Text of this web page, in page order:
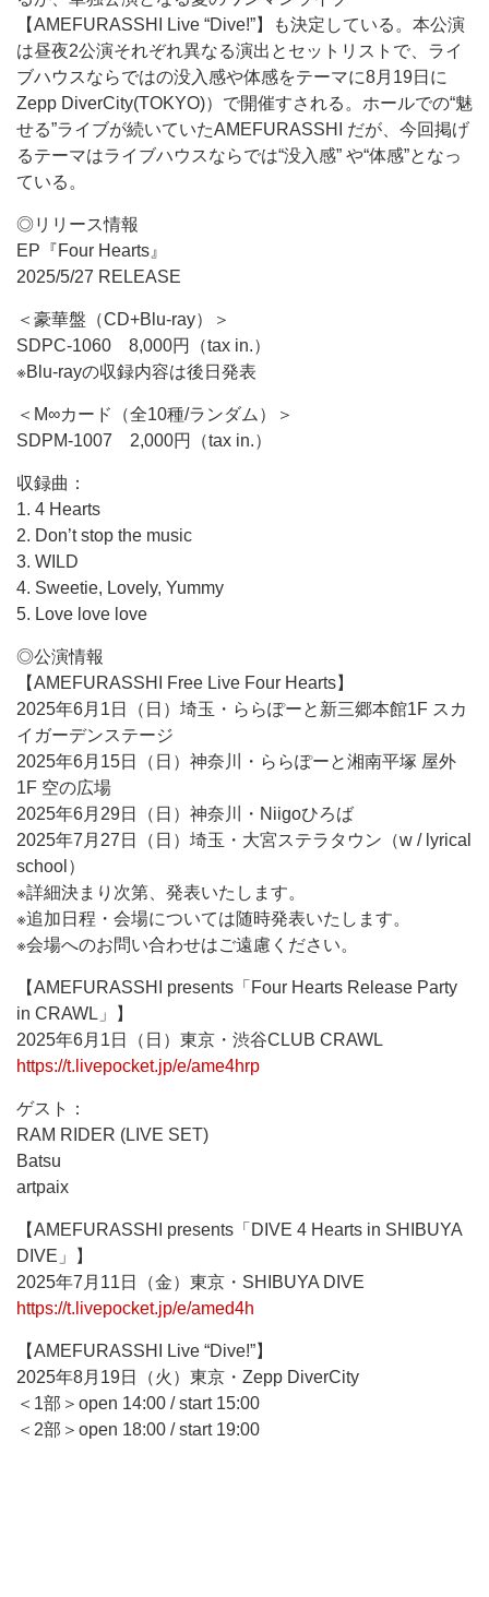
【AMEFURASSHI Live “Dive!”】も決定している。本公演
は昼夜2公演それぞれ異なる演出とセットリストで、ライ
ブハウスならではの没入感や体感をテーマに8月19日に
Zepp DiverCity(TOKYO)）で開催すされる。ホールでの“魅
せる”ライブが続いていたAMEFURASSHI だが、今回掲げ
るテーマはライブハウスならでは“没入感” や“体感”となっ
ている。
◎リリース情報
EP『Four Hearts』
2025/5/27 RELEASE
＜豪華盤（CD+Blu-ray）＞
SDPC-1060 8,000円（tax in.）
※Blu-rayの収録内容は後日発表
＜M∞カード（全10種/ランダム）＞
SDPM-1007 2,000円（tax in.）
収録曲：
1. 4 Hearts
2. Don’t stop the music
3. WILD
4. Sweetie, Lovely, Yummy
5. Love love love
◎公演情報
【AMEFURASSHI Free Live Four Hearts】
2025年6月1日（日）埼玉・ららぽーと新三郷本館1F スカ
イガーデンステージ
2025年6月15日（日）神奈川・ららぽーと湘南平塚 屋外
1F 空の広場
2025年6月29日（日）神奈川・Niigoひろば
2025年7月27日（日）埼玉・大宮ステラタウン（w / lyrical
school）
※詳細決まり次第、発表いたします。
※追加日程・会場については随時発表いたします。
※会場へのお問い合わせはご遠慮ください。
【AMEFURASSHI presents「Four Hearts Release Party
in CRAWL」】
2025年6月1日（日）東京・渋谷CLUB CRAWL
https://t.livepocket.jp/e/ame4hrp
ゲスト：
RAM RIDER (LIVE SET)
Batsu
artpaix
【AMEFURASSHI presents「DIVE 4 Hearts in SHIBUYA
DIVE」】
2025年7月11日（金）東京・SHIBUYA DIVE
https://t.livepocket.jp/e/amed4h
【AMEFURASSHI Live “Dive!”】
2025年8月19日（火）東京・Zepp DiverCity
＜1部＞open 14:00 / start 15:00
＜2部＞open 18:00 / start 19:00